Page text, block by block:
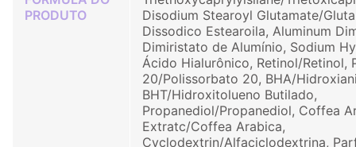
PRODUTO
Disodium Stearoyl Glutamate/
Dissodico Estearoila, Aluminum
Dimiristato de Alumínio, Sodium
Ácido Hialurônico, Retinol/Retinol,
20/Polissorbato 20, BHA/
BHT/Hidroxitolueno Butilado,
Propanediol/Propanediol, Coffea
Extratc/Coffea Arabica,
Cyclodextrin/Alfaciclodextrina,